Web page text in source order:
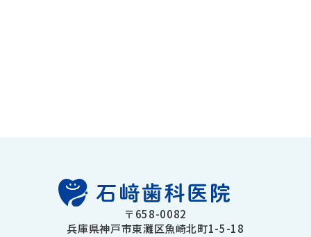
〒658-0082
兵庫県神戸市東灘区魚崎北町1-5-18